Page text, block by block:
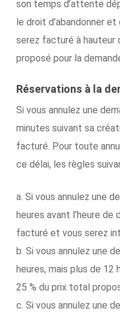
son temps d’attente
le droit d’abandonner
serez facturé à hauteur
proposé pour la
Réservations à la
Si vous annulez une
minutes suivant sa
facturé. Pour toute
ce délai, les règles
a. Si vous annulez une
heures avant l’heure de
facturé et vous serez
b. Si vous annulez une
heures, mais plus de 12
25 % du prix total
c. Si vous annulez une